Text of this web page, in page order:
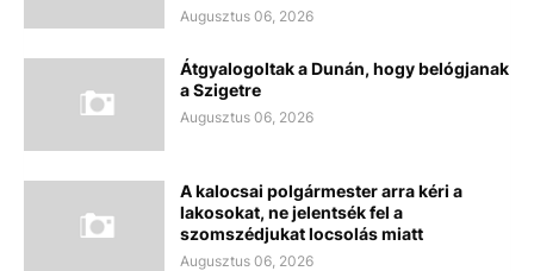
Augusztus 06, 2026
Átgyalogoltak a Dunán, hogy belógjanak
a Szigetre
Augusztus 06, 2026
A kalocsai polgármester arra kéri a
lakosokat, ne jelentsék fel a
szomszédjukat locsolás miatt
Augusztus 06, 2026